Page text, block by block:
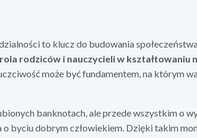
to klucz do budowania
rodziców i nauczycieli w kształtowaniu
może być fundamentem, na którym
banknotach, ale przede wszystkim o
byciu dobrym człowiekiem. Dzięki takim